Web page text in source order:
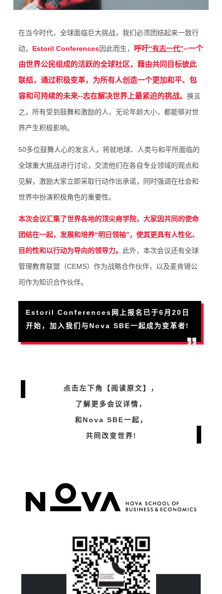
在当今时代，全球面临巨大挑战，我们必须团结起来一致行
动， Estoril Conferences因此而生， 呼吁“有志一代”--一个
由世界公民组成的活跃的全球社区，藉由共同目标彼此
联结，通过积极变革，为所有人创造一个更加和平、包
容和可持续的未来--志在解决世界上最紧迫的挑战。 换言
之，所有受到鼓舞和激励的人，无论年龄大小，都能够对世
界产生积极影响。
50多位鼓舞人心的发言人，将就地球、人类与和平所面临的
全球重大挑战进行讨论，交流他们在各自专业领域的观点和
见解，激励大家立即采取行动作出承诺，同时强调在社会和
世界中扮演积极角色的重要性。
本次会议汇集了世界各地的顶尖商学院，大家因共同的使命
团结在一起，发展和培养“明日领袖”，使其更具有人性化、
目的性和以行动为导向的领导力。 此外，本次会议还有全球
管理教育联盟（CEMS）作为战略合作伙伴，以及麦肯锡公
司作为知识合作伙伴。
Estoril Conferences网上报名已于6月20日
开始，加入我们与Nova SBE一起成为变革者!
点击左下角【阅读原文】，
了解更多会议详情，
和Nova SBE一起，
共同改变世界!